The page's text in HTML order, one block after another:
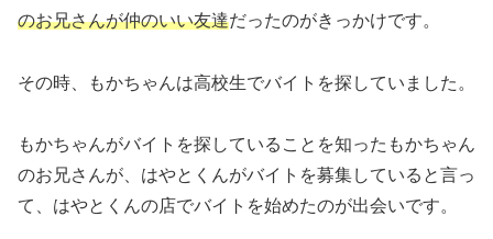
のお兄さんが仲のいい友達だったのがきっかけです。
その時、もかちゃんは高校生でバイトを探していました。
もかちゃんがバイトを探していることを知ったもかちゃん
のお兄さんが、はやとくんがバイトを募集していると言っ
て、はやとくんの店でバイトを始めたのが出会いです。